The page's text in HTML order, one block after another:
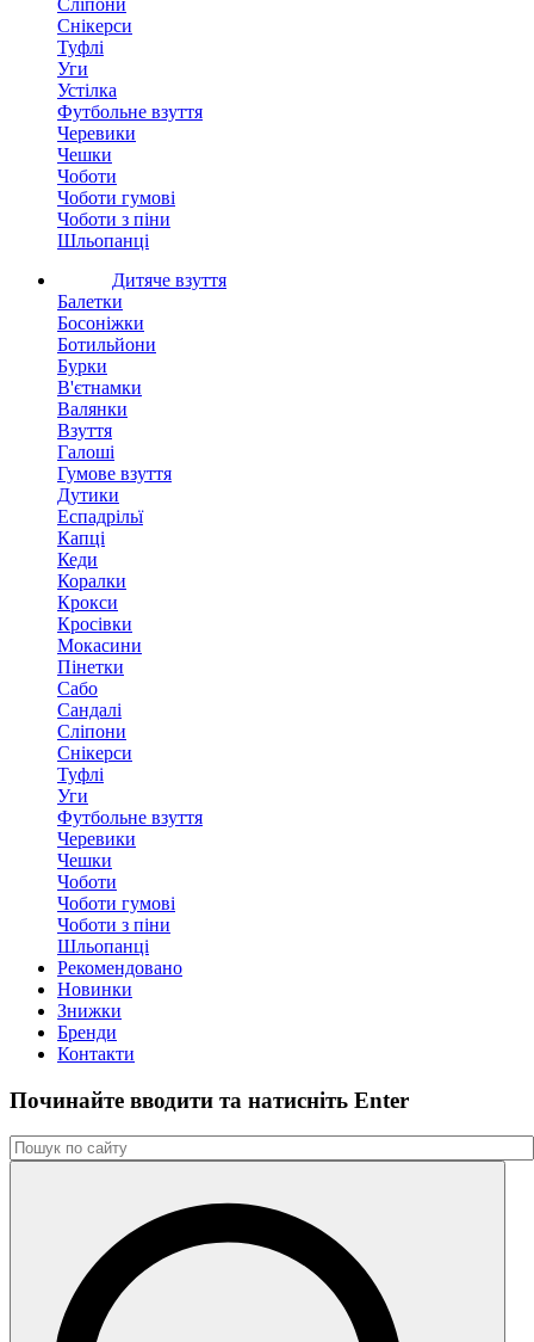
Сліпони
Снікерси
Туфлі
Уги
Устілка
Футбольне взуття
Черевики
Чешки
Чоботи
Чоботи гумові
Чоботи з піни
Шльопанці
Дитяче взуття
Балетки
Босоніжки
Ботильйони
Бурки
В'єтнамки
Валянки
Взуття
Галоші
Гумове взуття
Дутики
Еспадрільї
Капці
Кеди
Коралки
Крокси
Кросівки
Мокасини
Пінетки
Сабо
Сандалі
Сліпони
Снікерси
Туфлі
Уги
Футбольне взуття
Черевики
Чешки
Чоботи
Чоботи гумові
Чоботи з піни
Шльопанці
Рекомендовано
Новинки
Знижки
Бренди
Контакти
Починайте вводити та натиснiть Enter